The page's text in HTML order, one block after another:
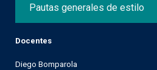
Pautas generales de estilo
Docentes
Diego Bomparola